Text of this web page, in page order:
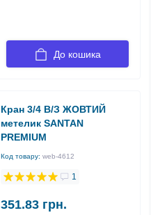
До кошика
Кран 3/4 В/З ЖОВТИЙ
метелик SANTAN
PREMIUM
Код товару: web-4612
1
351.83 грн.